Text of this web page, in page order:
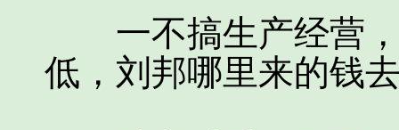
一不搞生产经营，
低，刘邦哪里来的钱